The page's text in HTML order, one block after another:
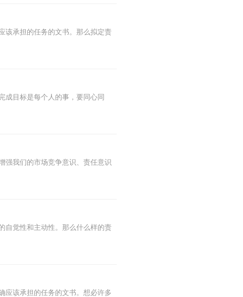
该承担的任务的文书。那么拟定责
成目标是每个人的事，要同心同
强我们的市场竞争意识、责任意识
自觉性和主动性。那么什么样的责
应该承担的任务的文书。想必许多